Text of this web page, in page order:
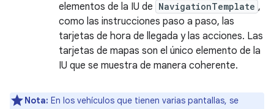
elementos de la IU de NavigationTemplate ,
como las instrucciones paso a paso, las
tarjetas de hora de llegada y las acciones. Las
tarjetas de mapas son el único elemento de la
IU que se muestra de manera coherente.
Nota: En los vehículos que tienen varias pantallas, se